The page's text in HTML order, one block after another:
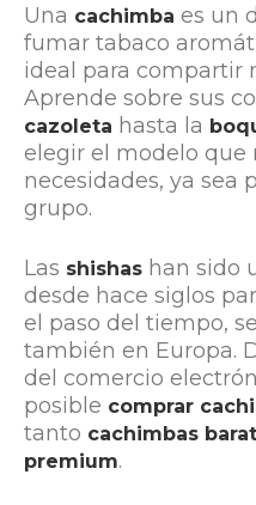
Una cachimba es un
fumar tabaco
ideal para compartir
Aprende sobre sus
cazoleta hasta la
elegir el modelo que
necesidades, ya sea
grupo.
Las shishas han sido
desde hace siglos
el paso del tiempo,
también en Europa.
del comercio
posible comprar
tanto cachimbas
premium.